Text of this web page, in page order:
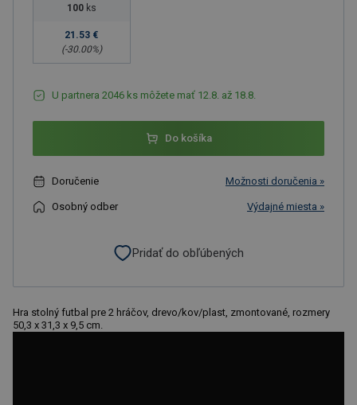
100 ks
21.53 €
(-30.00%)
U partnera 2046 ks môžete mať 12.8. až 18.8.
Do košíka
Doručenie Možnosti doručenia »
Osobný odber Výdajné miesta »
Pridať do obľúbených
Hra stolný futbal pre 2 hráčov, drevo/kov/plast, zmontované, rozmery
50,3 x 31,3 x 9,5 cm.